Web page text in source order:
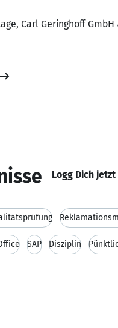
Carl Geringhoff GmbH
Logg Dich
SAP Disziplin